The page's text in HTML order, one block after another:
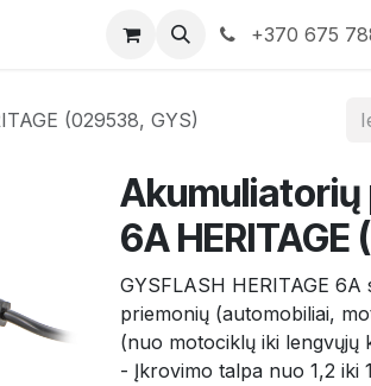
+370 675
(029538, GYS)
Akumuliatorių
6A
GYSFLASH HERITAGE
priemonių (automobiliai,
(nuo motociklų iki lengvųjų
- Įkrovimo talpa nuo 1,2 iki